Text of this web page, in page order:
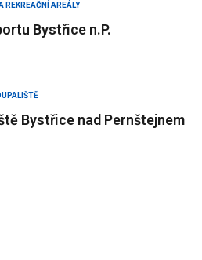
REKREAČNÍ AREÁLY
Bystřice n.P.
Bystřice nad Pernštejnem